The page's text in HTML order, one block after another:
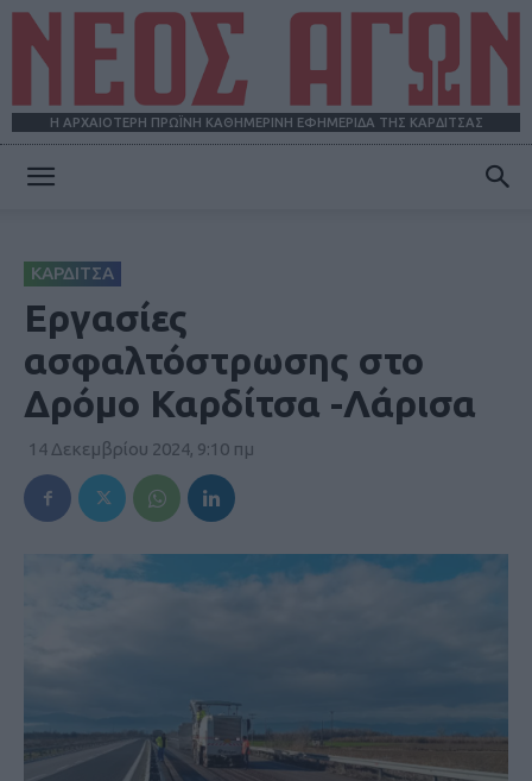
Η ΑΡΧΑΙΟΤΕΡΗ ΠΡΩΪΝΗ ΚΑΘΗΜΕΡΙΝΗ ΕΦΗΜΕΡΙΔΑ ΤΗΣ ΚΑΡΔΙΤΣΑΣ
ΚΑΡΔΙΤΣΑ
Εργασίες
ασφαλτόστρωσης στο
Δρόμο Καρδίτσα -Λάρισα
14 Δεκεμβρίου 2024, 9:10 πμ